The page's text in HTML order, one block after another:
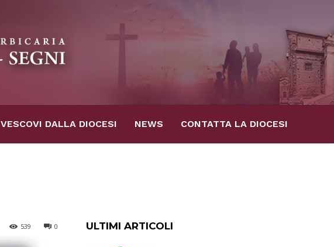
VESCOVI DALLA DIOCESI NEWS CONTATTA LA DIOCESI
0
539 ULTIMI ARTICOLI